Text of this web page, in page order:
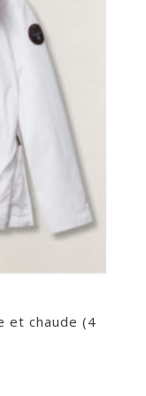
et chaude (4